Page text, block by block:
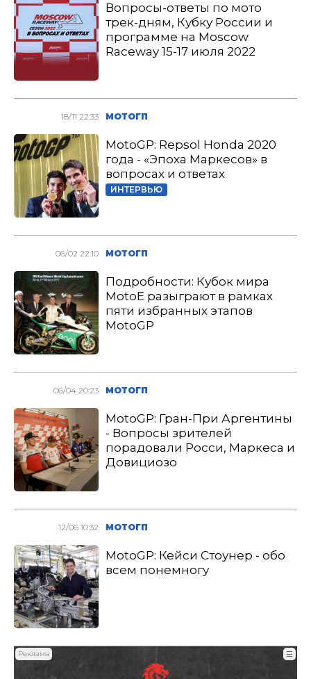
Вопросы-ответы по мото
трек-дням, Кубку России и
программе на Moscow
Raceway 15-17 июля 2022
18/11 22:33 МОТОГП
MotoGP: Repsol Honda 2020
года - «Эпоха Маркесов» в
вопросах и ответах
ИНТЕРВЬЮ
06/02 22:10 МОТОГП
Подробности: Кубок мира
MotoE разыграют в рамках
пяти избранных этапов
MotoGP
06/04 20:23 МОТОГП
MotoGP: Гран-При Аргентины
- Вопросы зрителей
порадовали Росси, Маркеса и
Довициозо
12/06 10:32 МОТОГП
MotoGP: Кейси Стоунер - обо
всем понемногу
Реклама ☰